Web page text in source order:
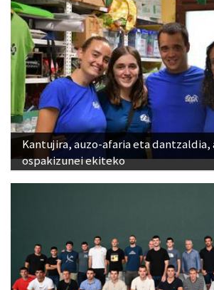
Kantujira, auzo-afaria eta
ospakizunei ekiteko